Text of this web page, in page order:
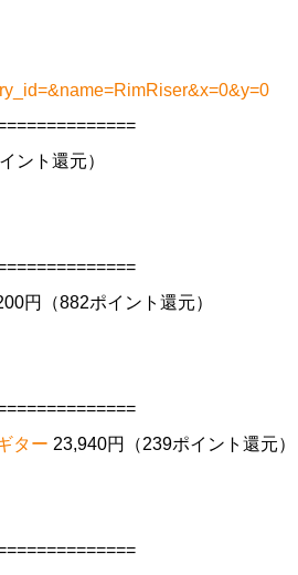
ント還元）
円（882ポイント還元）
ター 23,940円（239ポイント還元）